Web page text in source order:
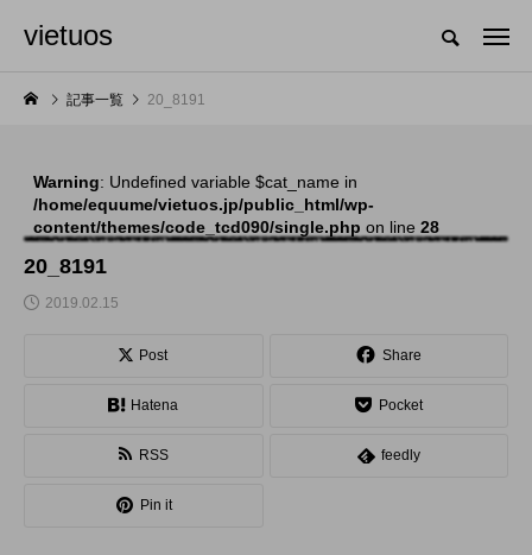
国内のジャグリング情報を収集・整理・発信するメディア
NEW POST
舞台
show~」、第２回公
vietuos
記事一覧 20_8191
Warning: Undefined variable $cat_name in
/home/equume/vietuos.jp/public_html/wp-
content/themes/code_tcd090/single.php on line 28
20_8191
2019.02.15
Post Share
Hatena Pocket
RSS feedly
Pin it